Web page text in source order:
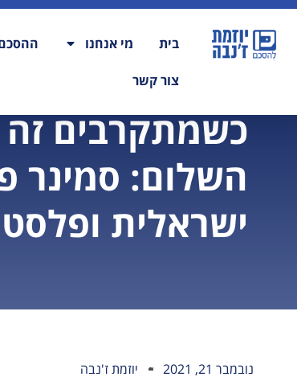
בית מי אנחנו
צור קשר
כשמתקרבים
השלום: סמינר
ישראלית
נובמבר 21, 2021 יוזמת ז'נבה